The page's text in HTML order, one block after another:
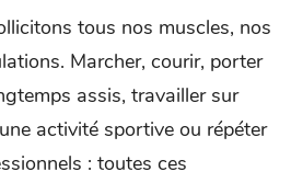
tous nos muscles, nos
Marcher, courir, porter
assis, travailler sur
activité sportive ou répéter
: toutes ces